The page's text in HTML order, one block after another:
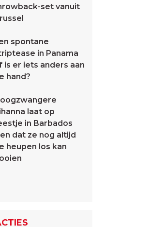
set vanuit
spontane
in Panama
is er iets anders aan
hand?
laat op
in Barbados
dat ze nog altijd
heupen los kan